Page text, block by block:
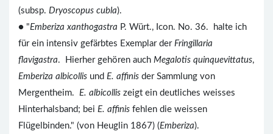
(subsp. Dryoscopus cubla).
● "Emberiza xanthogastra P. Würt., Icon. No. 36. halte ich
für ein intensiv gefärbtes Exemplar der Fringillaria
flavigastra. Hierher gehören auch Megalotis quinquevittatus,
Emberiza albicollis und E. affinis der Sammlung von
Mergentheim. E. albicollis zeigt ein deutliches weisses
Hinterhalsband; bei E. affinis fehlen die weissen
Flügelbinden." (von Heuglin 1867) (Emberiza).